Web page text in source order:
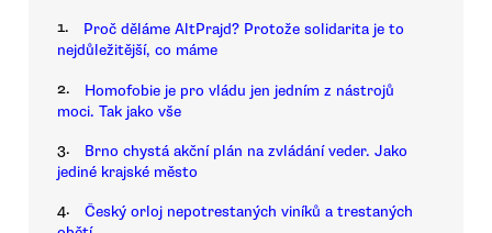
1.
Proč děláme AltPrajd? Protože solidarita je to
nejdůležitější, co máme
2.
Homofobie je pro vládu jen jedním z nástrojů
moci. Tak jako vše
3.
Brno chystá akční plán na zvládání veder. Jako
jediné krajské město
4.
Český orloj nepotrestaných viníků a trestaných